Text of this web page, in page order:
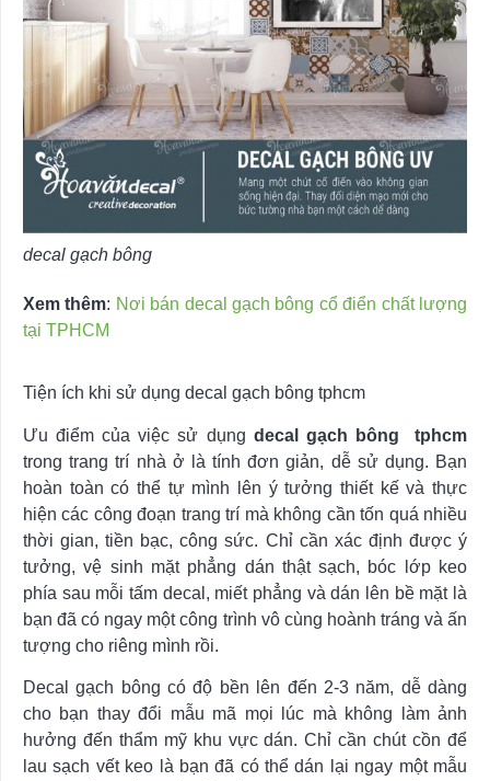
decal gạch bông
Xem thêm: Nơi bán decal gạch bông cổ điển chất lượng
tại TPHCM
Tiện ích khi sử dụng decal gạch bông tphcm
Ưu điểm của việc sử dụng decal gạch bông tphcm
trong trang trí nhà ở là tính đơn giản, dễ sử dụng. Bạn
hoàn toàn có thể tự mình lên ý tưởng thiết kế và thực
hiện các công đoạn trang trí mà không cần tốn quá nhiều
thời gian, tiền bạc, công sức. Chỉ cần xác định được ý
tưởng, vệ sinh mặt phẳng dán thật sạch, bóc lớp keo
phía sau mỗi tấm decal, miết phẳng và dán lên bề mặt là
bạn đã có ngay một công trình vô cùng hoành tráng và ấn
tượng cho riêng mình rồi.
Decal gạch bông có độ bền lên đến 2-3 năm, dễ dàng
cho bạn thay đổi mẫu mã mọi lúc mà không làm ảnh
hưởng đến thẩm mỹ khu vực dán. Chỉ cần chút cồn để
lau sạch vết keo là bạn đã có thể dán lại ngay một mẫu